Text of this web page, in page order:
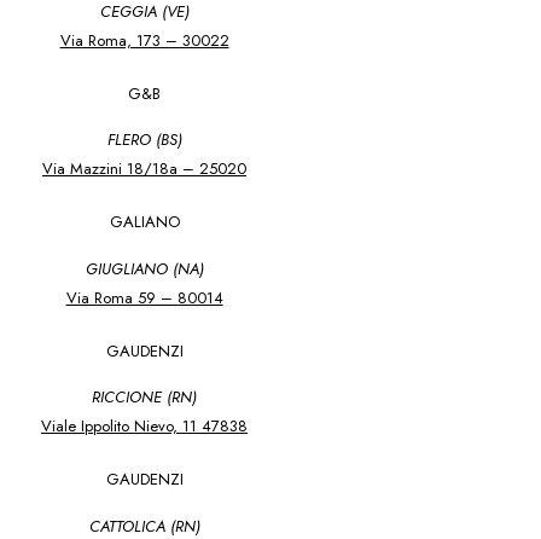
CEGGIA (VE)
Via Roma, 173 – 30022
G&B
FLERO (BS)
Via Mazzini 18/18a – 25020
GALIANO
GIUGLIANO (NA)
Via Roma 59 – 80014
GAUDENZI
RICCIONE (RN)
Viale Ippolito Nievo, 11 47838
GAUDENZI
CATTOLICA (RN)